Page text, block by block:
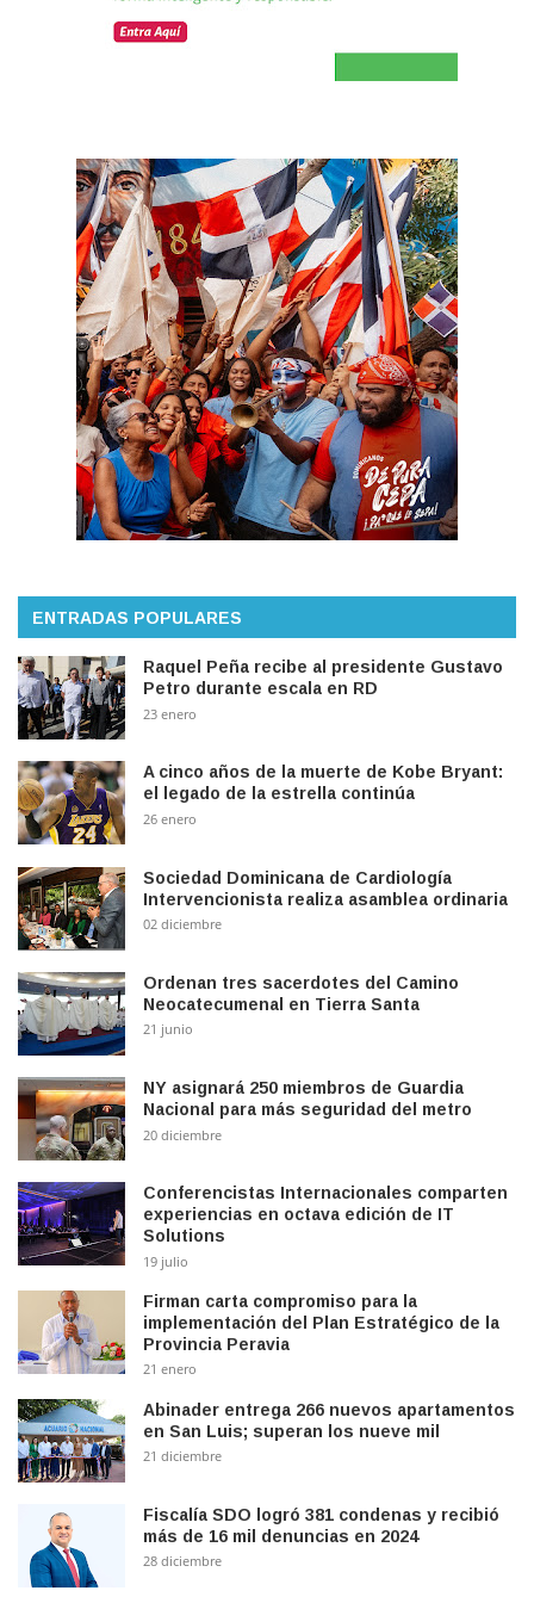
ENTRADAS POPULARES
Raquel Peña recibe al presidente Gustavo
Petro durante escala en RD
23 enero
A cinco años de la muerte de Kobe Bryant:
el legado de la estrella continúa
26 enero
Sociedad Dominicana de Cardiología
Intervencionista realiza asamblea ordinaria
02 diciembre
Ordenan tres sacerdotes del Camino
Neocatecumenal en Tierra Santa
21 junio
NY asignará 250 miembros de Guardia
Nacional para más seguridad del metro
20 diciembre
Conferencistas Internacionales comparten
experiencias en octava edición de IT
Solutions
19 julio
Firman carta compromiso para la
implementación del Plan Estratégico de la
Provincia Peravia
21 enero
Abinader entrega 266 nuevos apartamentos
en San Luis; superan los nueve mil
21 diciembre
Fiscalía SDO logró 381 condenas y recibió
más de 16 mil denuncias en 2024
28 diciembre